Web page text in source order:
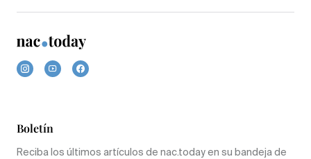
Boletín
Reciba los últimos artículos de nac.today en su bandeja de